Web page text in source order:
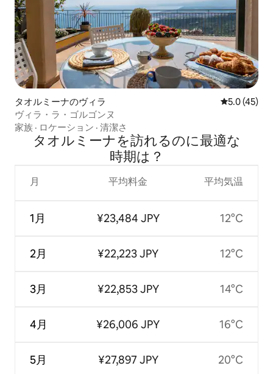
タオルミーナのヴィラ レビュー45
5.0 (45)
ヴィラ・ラ・ゴルゴンヌ
家族 · ロケーション · 清潔さ
タオルミーナを訪⁠れ⁠るの⁠に最⁠適⁠な
時⁠期⁠は⁠？
月
1月
2月
3月
4月
5月
平均料金
¥23,484 JPY
¥22,223 JPY
¥22,853 JPY
¥26,006 JPY
¥27,897 JPY
平均気温
12°C
12°C
14°C
16°C
20°C